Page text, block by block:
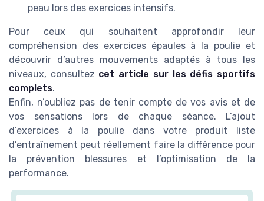
peau lors des exercices intensifs.
Pour ceux qui souhaitent approfondir leur
compréhension des exercices épaules à la poulie et
découvrir d’autres mouvements adaptés à tous les
niveaux, consultez cet article sur les défis sportifs
complets.
Enfin, n’oubliez pas de tenir compte de vos avis et de
vos sensations lors de chaque séance. L’ajout
d’exercices à la poulie dans votre produit liste
d’entraînement peut réellement faire la différence pour
la prévention blessures et l’optimisation de la
performance.